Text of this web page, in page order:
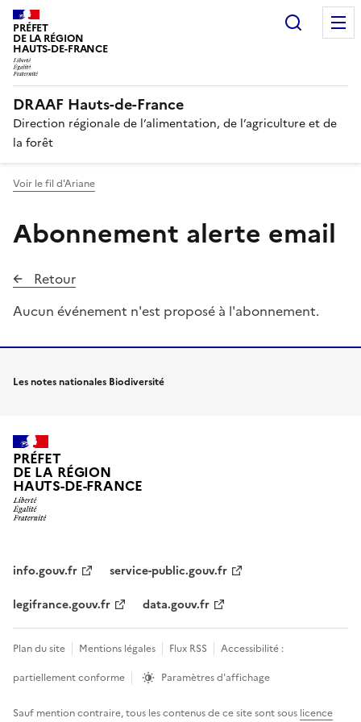
PRÉFET
DE LA RÉGION
HAUTS-DE-FRANCE
DRAAF Hauts-de-France
Direction régionale de l’alimentation, de l’agriculture et de
la forêt
Voir le fil d'Ariane
Abonnement alerte email
Retour
Aucun événement n'est proposé à l'abonnement.
Les notes nationales Biodiversité
PRÉFET
DE LA RÉGION
HAUTS-DE-FRANCE
info.gouv.fr
service-public.gouv.fr
legifrance.gouv.fr
data.gouv.fr
Plan du site Mentions légales Flux RSS
Accessibilité :
partiellement conforme
Paramètres d'affichage
Sauf mention contraire, tous les contenus de ce site sont sous licence